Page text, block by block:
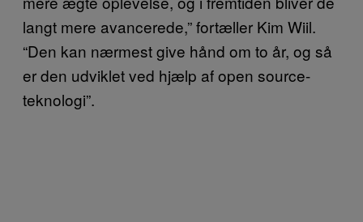
langt mere avancerede,” fortæller Kim Wiil.
“Den kan nærmest give hånd om to år, og så
er den udviklet ved hjælp af open source-
teknologi”.